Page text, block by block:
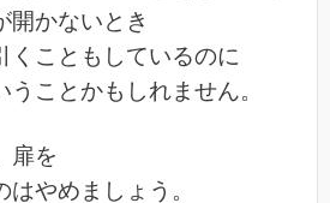
開かないとき
くこともしているのに
うことかもしれません。
扉を
やめましょう。